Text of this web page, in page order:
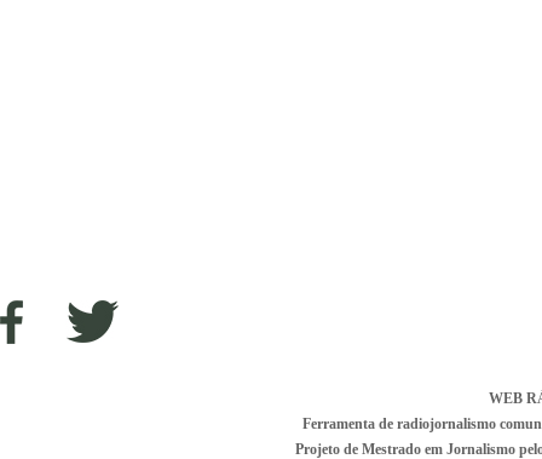
WEB
Ferramenta de radiojornalismo
Projeto de Mestrado em Jornalismo